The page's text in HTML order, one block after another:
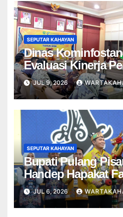
SEPUTAR KAHAYAN
Dinas
Evaluasi Kinerja
JUL 9, 2026
SEPUTAR KAHAYAN
Bupati Pulang
Handep Hapakat
JUL 6, 2026